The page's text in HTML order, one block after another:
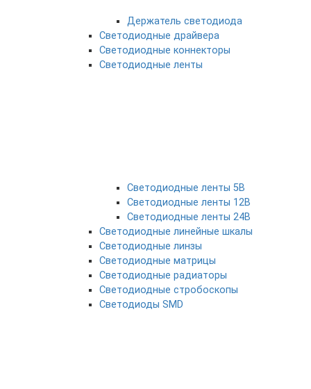
Держатель светодиода
Светодиодные драйвера
Светодиодные коннекторы
Светодиодные ленты
Светодиодные ленты 5В
Светодиодные ленты 12В
Светодиодные ленты 24В
Светодиодные линейные шкалы
Светодиодные линзы
Светодиодные матрицы
Светодиодные радиаторы
Светодиодные стробоскопы
Светодиоды SMD